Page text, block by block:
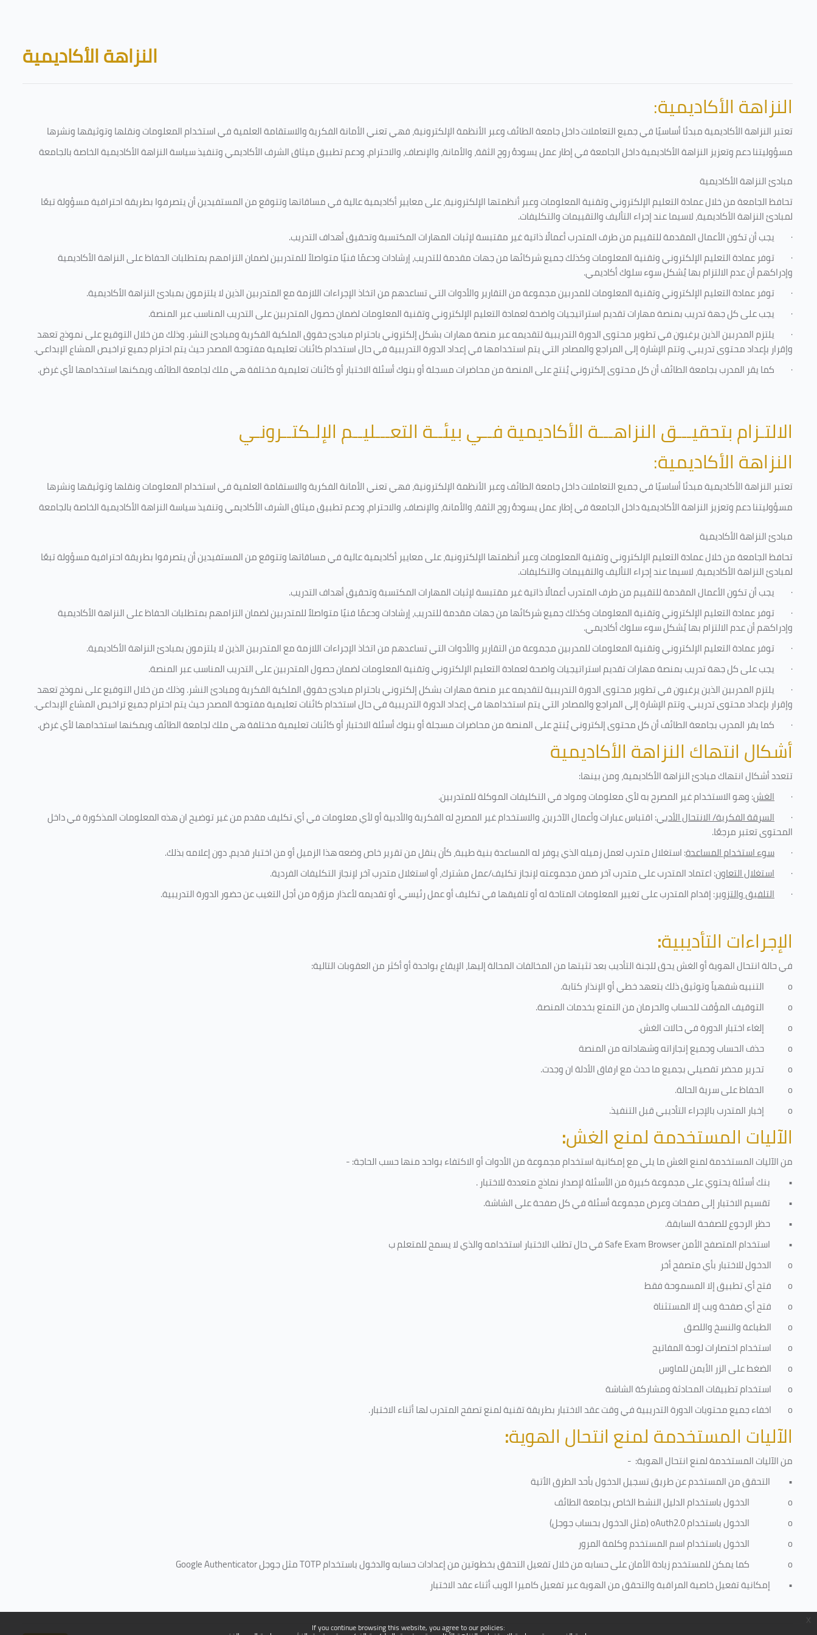
If you continue browsing this website, you agree to our policies:
Blocks
النزاهة الأكاديمية
النزاهة الأكاديمية:
تعتبر النزاهة الأكاديمية مبدئا أساسيًا في جميع التعاملات داخل جامعة الطائف وعبر الأنظمة الإلكترونية، فهي تعني الأمانة الفكرية والاستقامة العلمية في استخدام المعلومات ونقلها وتوثيقها ونشرها
مسؤوليتنا دعم وتعزيز النزاهة الأكاديمية داخل الجامعة في إطار عمل يسودهُ روح الثقة، والأمانة، والإنصاف، والاحترام، ودعم تطبيق ميثاق الشرف الأكاديمي وتنفيذ سياسة النزاهة الأكاديمية الخاصة بالجامعة
مبادئ النزاهة الأكاديمية
تحافظ الجامعة من خلال عمادة التعليم الإلكتروني وتقنية المعلومات وعبر أنظمتها الإلكترونية، على معايير أكاديمية عالية في مساقاتها وتتوقع من المستفيدين أن يتصرفوا بطريقة احترافية مسؤولة تبعًا
لمبادئ النزاهة الأكاديمية، لاسيما عند إجراء التأليف والتقييمات والتكليفات.
· يجب أن تكون الأعمال المقدمة للتقييم من طرف المتدرب أعمالًا ذاتية غير مقتبسة لإثبات المهارات المكتسبة وتحقيق أهداف التدريب.
· توفر عمادة التعليم الإلكتروني وتقنية المعلومات وكذلك جميع شركائها من جهات مقدمة للتدريب، إرشادات ودعمًا فنيًا متواصلاً للمتدربين لضمان التزامهم بمتطلبات الحفاظ على النزاهة الأكاديمية
وإدراكهم أن عدم الالتزام بها يُشكل سوء سلوك أكاديمي.
· توفر عمادة التعليم الإلكتروني وتقنية المعلومات للمدربين مجموعة من التقارير والأدوات التي تساعدهم من اتخاذ الإجراءات اللازمة مع المتدربين الذين لا يلتزمون بمبادئ النزاهة الأكاديمية.
· يجب على كل جهة تدريب بمنصة مهارات تقديم استراتيجيات واضحة لعمادة التعليم الإلكتروني وتقنية المعلومات لضمان حصول المتدربين على التدريب المناسب عبر المنصة.
· يلتزم المدربين الذين يرغبون في تطوير محتوى الدورة التدريبية لتقديمه عبر منصة مهارات بشكل إلكتروني باحترام مبادئ حقوق الملكية الفكرية ومبادئ النشر. وذلك من خلال التوقيع على نموذج تعهد
وإقرار بإعداد محتوى تدريبي. وتتم الإشارة إلى المراجع والمصادر التي يتم استخدامها في إعداد الدورة التدريبية في حال استخدام كائنات تعليمية مفتوحة المصدر حيث يتم احترام جميع تراخيص المشاع الإبداعي.
· كما يقر المدرب بجامعة الطائف أن كل محتوى إلكتروني يُنتج على المنصة من محاضرات مسجلة أو بنوك أسئلة الاختبار أو كائنات تعليمية مختلفة هي ملك لجامعة الطائف ويمكنها استخدامها لأي غرض.
الالتـزام بتحقيـــق النزاهـــة الأكاديمية فــي بيئــة التعـــليــم الإلـكتــرونـي
النزاهة الأكاديمية:
تعتبر النزاهة الأكاديمية مبدئا أساسيًا في جميع التعاملات داخل جامعة الطائف وعبر الأنظمة الإلكترونية، فهي تعني الأمانة الفكرية والاستقامة العلمية في استخدام المعلومات ونقلها وتوثيقها ونشرها
مسؤوليتنا دعم وتعزيز النزاهة الأكاديمية داخل الجامعة في إطار عمل يسودهُ روح الثقة، والأمانة، والإنصاف، والاحترام، ودعم تطبيق ميثاق الشرف الأكاديمي وتنفيذ سياسة النزاهة الأكاديمية الخاصة بالجامعة
مبادئ النزاهة الأكاديمية
تحافظ الجامعة من خلال عمادة التعليم الإلكتروني وتقنية المعلومات وعبر أنظمتها الإلكترونية، على معايير أكاديمية عالية في مساقاتها وتتوقع من المستفيدين أن يتصرفوا بطريقة احترافية مسؤولة تبعًا
لمبادئ النزاهة الأكاديمية، لاسيما عند إجراء التأليف والتقييمات والتكليفات.
· يجب أن تكون الأعمال المقدمة للتقييم من طرف المتدرب أعمالًا ذاتية غير مقتبسة لإثبات المهارات المكتسبة وتحقيق أهداف التدريب.
· توفر عمادة التعليم الإلكتروني وتقنية المعلومات وكذلك جميع شركائها من جهات مقدمة للتدريب، إرشادات ودعمًا فنيًا متواصلاً للمتدربين لضمان التزامهم بمتطلبات الحفاظ على النزاهة الأكاديمية
وإدراكهم أن عدم الالتزام بها يُشكل سوء سلوك أكاديمي.
· توفر عمادة التعليم الإلكتروني وتقنية المعلومات للمدربين مجموعة من التقارير والأدوات التي تساعدهم من اتخاذ الإجراءات اللازمة مع المتدربين الذين لا يلتزمون بمبادئ النزاهة الأكاديمية.
· يجب على كل جهة تدريب بمنصة مهارات تقديم استراتيجيات واضحة لعمادة التعليم الإلكتروني وتقنية المعلومات لضمان حصول المتدربين على التدريب المناسب عبر المنصة.
· يلتزم المدربين الذين يرغبون في تطوير محتوى الدورة التدريبية لتقديمه عبر منصة مهارات بشكل إلكتروني باحترام مبادئ حقوق الملكية الفكرية ومبادئ النشر. وذلك من خلال التوقيع على نموذج تعهد
وإقرار بإعداد محتوى تدريبي. وتتم الإشارة إلى المراجع والمصادر التي يتم استخدامها في إعداد الدورة التدريبية في حال استخدام كائنات تعليمية مفتوحة المصدر حيث يتم احترام جميع تراخيص المشاع الإبداعي.
· كما يقر المدرب بجامعة الطائف أن كل محتوى إلكتروني يُنتج على المنصة من محاضرات مسجلة أو بنوك أسئلة الاختبار أو كائنات تعليمية مختلفة هي ملك لجامعة الطائف ويمكنها استخدامها لأي غرض.
أشكال انتهاك النزاهة الأكاديمية
تتعدد أشكال انتهاك مبادئ النزاهة الأكاديمية، ومن بينها:
· الغش: وهو الاستخدام غير المصرح به لأي معلومات ومواد في التكليفاتالموكلة للمتدربين.
· السرقة الفكرية/ الانتحال الأدبي: اقتباس عبارات وأعمال الآخرين، والاستخدام غير المصرح له الفكرية والأدبية أو لأي معلومات في أي تكليف مقدم من غير توضيح ان هذه المعلومات المذكورة في داخل
المحتوى تعتبر مرجعًا.
· سوء استخدام المساعدة: استغلال متدرب لعمل زميله الذي يوفر له المساعدة بنية طيبة، كأن ينقل من تقرير خاص وضعه هذا الزميل أو من اختبار قديم، دون إعلامه بذلك.
· استغلال التعاون: اعتماد المتدرب على متدرب آخر ضمن مجموعته لإنجاز تكليف/عمل مشترك، أو استغلال متدرب آخر لإنجاز التكليفات الفردية.
· التلفيق والتزوير: إقدام المتدرب على تغيير المعلومات المتاحة له أو تلفيقها في تكليف أو عمل رئيسي، أو تقديمه لأعذار مزوّرة من أجل التغيب عن حضور الدورة التدريبية.
الإجراءات التأديبية:
في حالة انتحال الهوية أو الغش يحق للجنة التأديب بعد تثبتها من المخالفات المحالة إليها، الإيقاع بواحدة أو أكثر من العقوبات التالية:
o
التنبيه شفهياً وتوثيق ذلك بتعهد خطي أو الإنذار كتابة.
o
التوقيف المؤقت للحساب والحرمان من التمتع بخدمات المنصة.
o
إلغاء اختبار الدورة في حالات الغش.
o
حذف الحساب وجميع إنجازاته وشهاداته من المنصة
o
تحرير محضر تفصيلي بجميع ما حدث مع ارفاق الأدلة ان وجدت.
o
الحفاظ على سرية الحالة.
o
إخبار المتدرب بالإجراء التأديبي قبل التنفيذ.
الآليات المستخدمة لمنع الغش:
من الآليات المستخدمة لمنع الغش ما يلي مع إمكانية استخدام مجموعة من الأدوات أو الاكتفاء بواحد منها حسب الحاجة: -
• بنك أسئلة يحتوي على مجموعة كبيرة من الأسئلة لإصدار نماذج متعددة للاختبار.
• تقسيم الاختبار إلى صفحات وعرض مجموعة أسئلة في كل صفحة على الشاشة.
• حظر الرجوع للصفحة السابقة.
• استخدام المتصفح الأمنSafe Exam Browserفي حال تطلب الاختبار استخدامه والذي لا يسمح للمتعلم ب
o
الدخول للاختبار بأي متصفح أخر
o
فتح أي تطبيق إلا المسموحة فقط
o
فتح أي صفحة ويب إلا المستثناة
o
الطباعة والنسخ واللصق
o
استخدام اختصارات لوحة المفاتيح
o
الضغط على الزر الأيمن للماوس
o
استخدام تطبيقات المحادثة ومشاركة الشاشة
o
اخفاء جميع محتويات الدورة التدريبية في وقت عقد الاختبار بطريقة تقنية لمنع تصفح المتدرب لها أثناء الاختبار.
الآليات المستخدمة لمنع انتحال الهوية:
من الآليات المستخدمة لمنعانتحال الهوية: -
• التحقق من المستخدم عن طريق تسجيل الدخول بأحد الطرق الأتية
o
الدخول باستخدام الدليل النشط الخاص بجامعة الطائف
o
الدخول باستخدامoAuth2.0(مثل الدخول بحساب جوجل)
o
الدخول باستخدام اسم المستخدم وكلمة المرور
o
كما يمكن للمستخدم زيادة الأمان على حسابه من خلال تفعيل التحقق بخطوتين من إعدادات حسابه والدخول باستخدامTOTPمثل جوجلGoogle Authenticator
• إمكانية تفعيل خاصية المراقبة والتحقق من الهوية عبر تفعيل كاميرا الويب أثناء عقد الاختبار